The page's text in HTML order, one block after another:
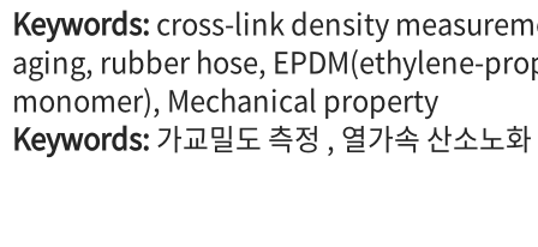
Keywords:cross-link density
aging, rubber hose, EPDM(ethylene-
monomer), Mechanical property
Keywords:가교밀도 측정 , 열가속 산소노